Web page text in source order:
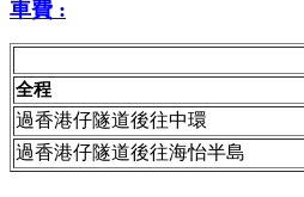
車費 :
全程
過香港仔隧道後往中環
過香港仔隧道後往海怡半島